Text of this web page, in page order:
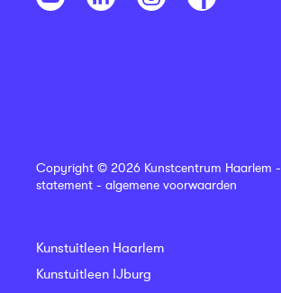
Copyright © 2026 Kunstcentrum Haarlem -
statement - algemene voorwaarden
Kunstuitleen Haarlem
Kunstuitleen IJburg